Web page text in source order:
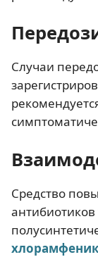
Случаи
Средство